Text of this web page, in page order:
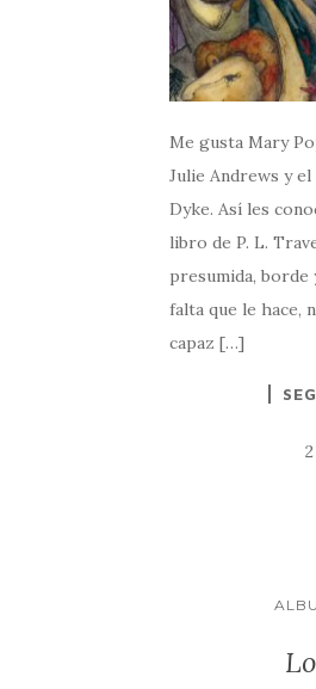
Me gusta Mary
Julie Andrews y
Dyke. Así les
libro de P. L.
presumida, borde
falta que le hace,
capaz […]